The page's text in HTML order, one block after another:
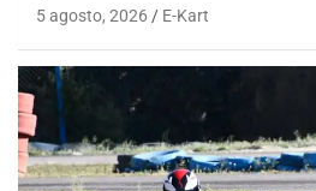
5 agosto, 2026 E-Kart